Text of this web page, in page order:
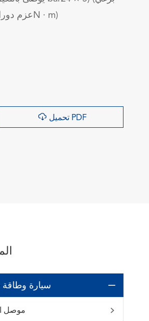
محول M8 × 20 ، عزم دوران موصى به 12N · m)
 تحميل PDF
سيارة وطاقة 
موصل 